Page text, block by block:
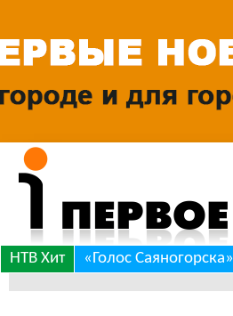
Skip
НТВ Хит «Голос Саяногорска»